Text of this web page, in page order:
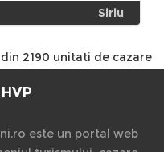
Siriu
din 2190 unitati de cazare
este un portal web